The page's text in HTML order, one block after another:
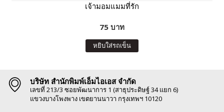
เจ้ามอมแมมที่รัก
75 บาท
หยิบใส่รถเข็น
บริษัท สำนักพิมพ์เอ็มไอเอส จำกัด
เลขที่ 213/3 ซอยพัฒนาการ 1 (สาธุประดิษฐ์ 34 แยก 6)
แขวงบางโพงพาง เขตยานนาวา กรุงเทพฯ 10120